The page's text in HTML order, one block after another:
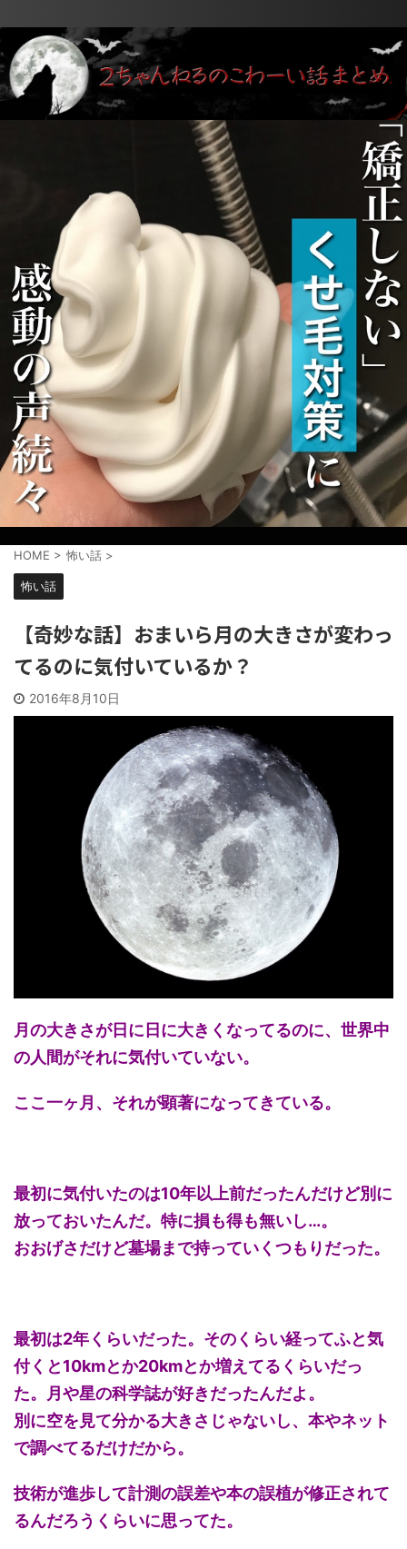
HOME > 怖い話 >
怖い話
【奇妙な話】おまいら月の大きさが変わっ
てるのに気付いているか？
2016年8月10日
月の大きさが日に日に大きくなってるのに、世界中
の人間がそれに気付いていない。
ここ一ヶ月、それが顕著になってきている。
最初に気付いたのは10年以上前だったんだけど別に
放っておいたんだ。特に損も得も無いし…。
おおげさだけど墓場まで持っていくつもりだった。
最初は2年くらいだった。そのくらい経ってふと気
付くと10kmとか20kmとか増えてるくらいだっ
た。月や星の科学誌が好きだったんだよ。
別に空を見て分かる大きさじゃないし、本やネット
で調べてるだけだから。
技術が進歩して計測の誤差や本の誤植が修正されて
るんだろうくらいに思ってた。